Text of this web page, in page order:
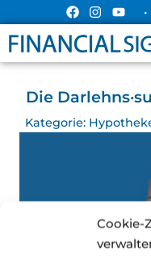
Cookie-
Die
Kategorie: